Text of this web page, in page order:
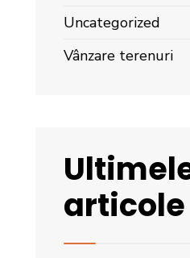
Uncategorized
Vânzare terenuri
articole